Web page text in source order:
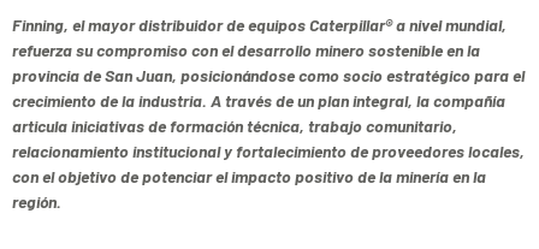
Finning, el mayor distribuidor de equipos Caterpillar® a nivel mundial,
refuerza su compromiso con el desarrollo minero sostenible en la
provincia de San Juan, posicionándose como socio estratégico para el
crecimiento de la industria. A través de un plan integral, la compañía
articula iniciativas de formación técnica, trabajo comunitario,
relacionamiento institucional y fortalecimiento de proveedores locales,
con el objetivo de potenciar el impacto positivo de la minería en la
región.